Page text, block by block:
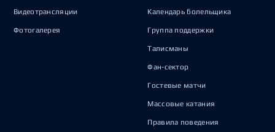
Видеотрансляции
Фотогалерея
Календарь болельщика
Группа поддержки
Талисманы
Фан-сектор
Гостевые матчи
Массовые катания
Правила поведения